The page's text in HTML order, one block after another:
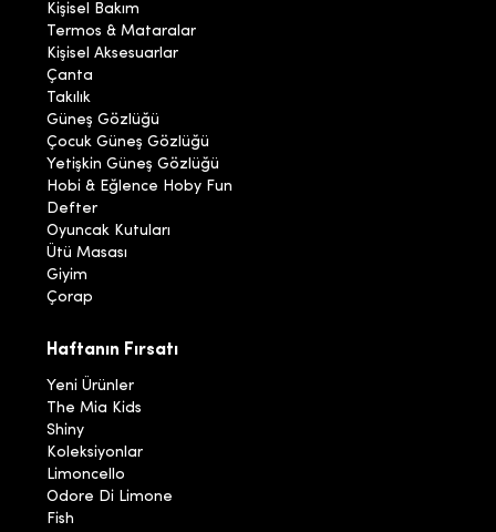
Kişisel Bakım
Termos & Mataralar
Kişisel Aksesuarlar
Çanta
Takılık
Güneş Gözlüğü
Çocuk Güneş Gözlüğü
Yetişkin Güneş Gözlüğü
Hobi & Eğlence Hoby Fun
Defter
Oyuncak Kutuları
Ütü Masası
Giyim
Çorap
Haftanın Fırsatı
Yeni Ürünler
The Mia Kids
Shiny
Koleksiyonlar
Limoncello
Odore Di Limone
Fish